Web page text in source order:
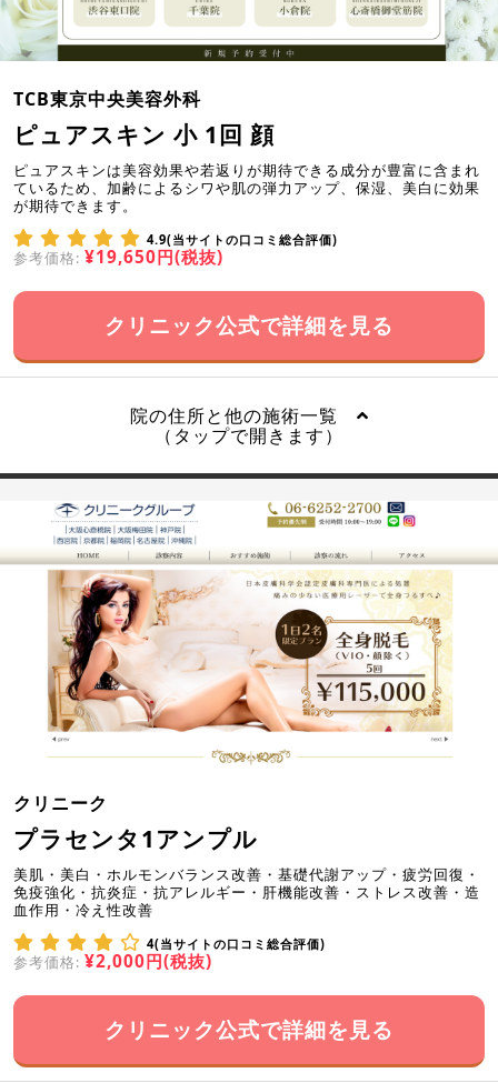
TCB東京中央美容外科
ピュアスキン 小 1回 顔
ピュアスキンは美容効果や若返りが期待できる成分が豊富に含まれ
ているため、加齢によるシワや肌の弾力アップ、保湿、美白に効果
が期待できます。
4.9(当サイトの口コミ総合評価)
参考価格: ¥19,650円(税抜)
クリニック公式で詳細を見る
院の住所と他の施術一覧
（タップで開きます）
クリニーク
プラセンタ1アンプル
美肌・美白・ホルモンバランス改善・基礎代謝アップ・疲労回復・
免疫強化・抗炎症・抗アレルギー・肝機能改善・ストレス改善・造
血作用・冷え性改善
4(当サイトの口コミ総合評価)
参考価格: ¥2,000円(税抜)
クリニック公式で詳細を見る